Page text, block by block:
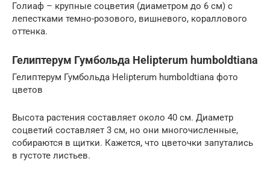
Голиаф – крупные соцветия (диаметром до 6 см) с
лепестками темно-розового, вишневого, кораллового
оттенка.
Гелиптерум Гумбольда Helipterum humboldtiana
Гелиптерум Гумбольда Helipterum humboldtiana фото
цветов
Высота растения составляет около 40 см. Диаметр
соцветий составляет 3 см, но они многочисленные,
собираются в щитки. Кажется, что цветочки запутались
в густоте листьев.